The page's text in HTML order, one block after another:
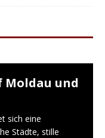
Moldau und
sich eine
Städte, stille